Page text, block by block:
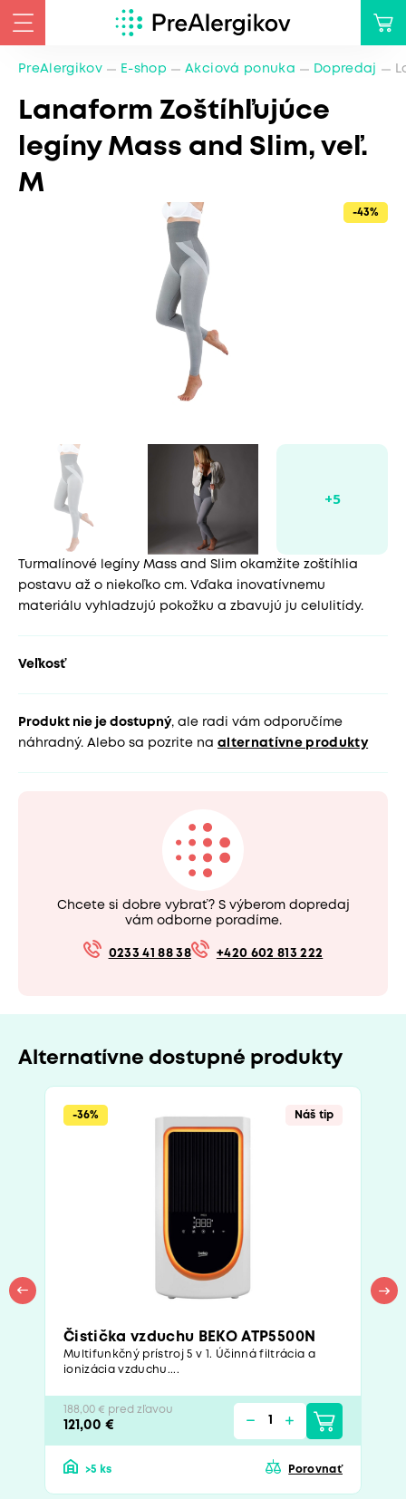
PreAlergikov E-shop Akciová ponuka Dopredaj
Lanaform Zoštíhľujúce
legíny Mass and Slim, veľ.
M
-43%
Turmalínové legíny Mass and Slim okamžite zoštíhlia
postavu až o niekoľko cm. Vďaka inovatívnemu
materiálu vyhladzujú pokožku a zbavujú ju celulitídy.
Veľkosť
Produkt nie je dostupný, ale radi vám odporučíme
náhradný. Alebo sa pozrite na alternatívne produkty
Chcete si dobre vybrať? S výberom dopredaj
vám odborne poradíme.
0233 41 88 38 +420 602 813 222
Alternatívne dostupné produkty
-36% Náš tip
Čistička vzduchu BEKO ATP5500N
Multifunkčný prístroj 5 v 1. Účinná filtrácia a
ionizácia vzduchu....
188,00 € pred zľavou
121,00 €
>5 ks Porovnať